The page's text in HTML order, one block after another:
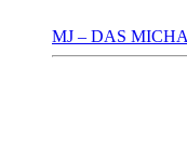
MJ – DAS